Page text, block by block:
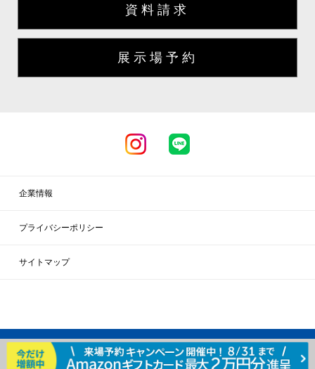
資料請求
展示場予約
企業情報
プライバシーポリシー
サイトマップ
Copyright c SEARSHOME